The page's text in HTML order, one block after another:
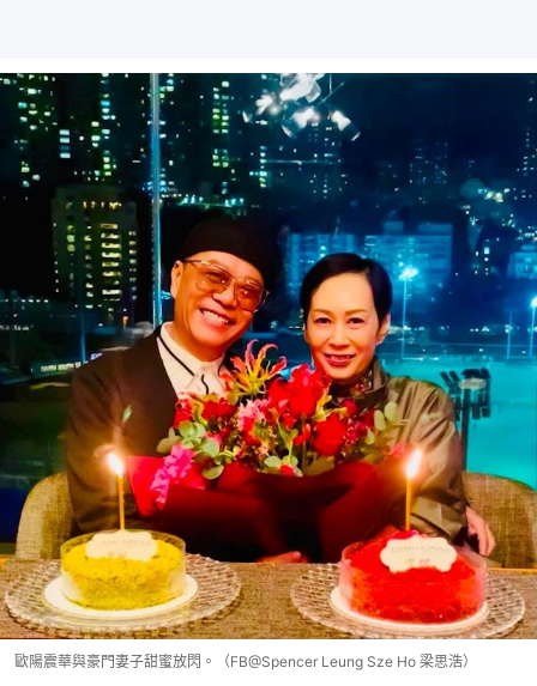
歐陽震華與豪門妻子甜蜜放閃。（FB@Spencer Leung Sze Ho 梁思浩）